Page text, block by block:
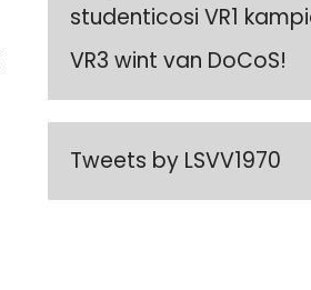
studenticosi VR1
VR3 wint van DoCoS!
Tweets by LSVV1970